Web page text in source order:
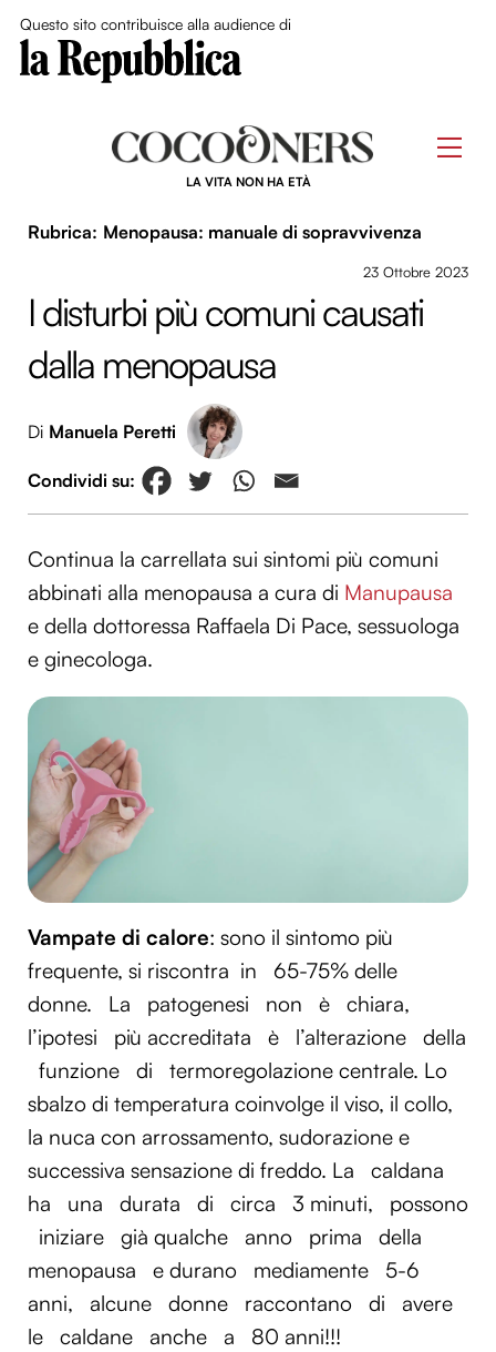
Questo sito contribuisce alla audience di
LA VITA NON HA ETÀ
Menopausa: manuale di sopravvivenza
23 Ottobre 2023
I disturbi più comuni causati
dalla menopausa
Di Manuela Peretti
Continua la carrellata sui sintomi più comuni
abbinati alla menopausa a cura di Manupausa
e della dottoressa Raffaela Di Pace, sessuologa
e ginecologa.
Vampate di calore: sono il sintomo più
frequente, si riscontra in
65-75% delle
donne.
La patogenesi non è
chiara,
l’ipotesi
più accreditata è l’alterazione
della
funzione
di
termoregolazione centrale. Lo
sbalzo di temperatura coinvolge il viso, il collo,
la nuca con arrossamento, sudorazione e
successiva sensazione di freddo. La
caldana
ha
una durata di circa 3 minuti,
possono
iniziare
già qualche anno prima
della
menopausa
e durano mediamente
5-6
anni,
alcune donne raccontano di
avere
le
caldane anche a 80 anni!!!